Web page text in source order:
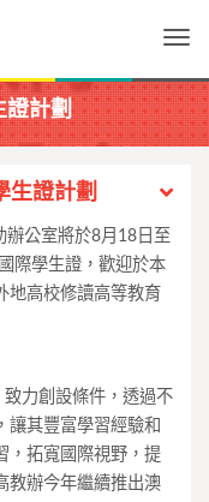
證計劃
生證計劃
辦公室將於8月18日至
際學生證，歡迎於本
地高校修讀高等教育
力創設條件，透過不
讓其豐富學習經驗和
，拓寬國際視野，提
教辦今年繼續推出澳